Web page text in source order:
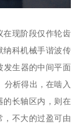
在现阶段仅作轮齿
纳科机械手谐波传
发生器的中间平面
分析得出，在啮入
的长轴区内，则在
，不大的过盈可由